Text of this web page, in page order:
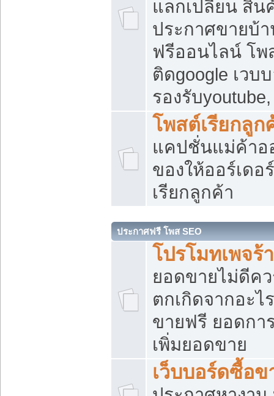
แลกเปลี่ยน สิน
ประกาศขายบ้
ฟรีออนไลน์ โพ
ติดgoogle เวบ
รองรับ
โพสต์เรียกลูก
แคปชั่นแม่ค้าอ
ของให้ออร์เดอ
เรียกลูกค้า
ประกาศฟรี โพส SEO
โปรโมทเพจร้
ยอดขายไม่ดีค
ตกเกิดจากอะไ
ขายฟรี ยอดกา
เพิ่มยอดขาย
เว็บบอร์ดซื้อข